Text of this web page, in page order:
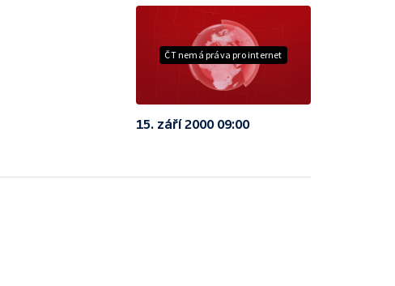
ČT nemá práva pro internet
15. září 2000 09:00